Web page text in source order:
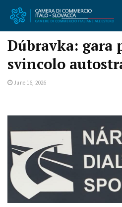
Dúbravka: gara
svincolo
June 16, 2026